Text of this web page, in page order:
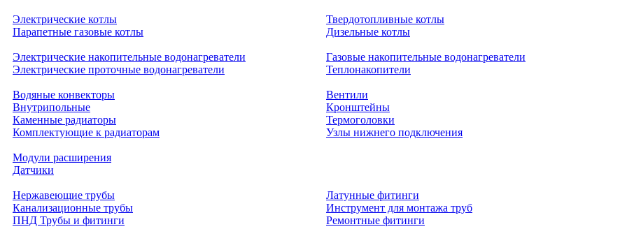
Электрические котлы
Парапетные газовые котлы
Твердотопливные котлы
Дизельные котлы
Электрические накопительные водонагреватели
Электрические проточные водонагреватели
Газовые накопительные водонагреватели
Теплонакопители
Водяные конвекторы
Внутрипольные
Каменные радиаторы
Комплектующие к радиаторам
Вентили
Кронштейны
Термоголовки
Узлы нижнего подключения
Модули расширения
Датчики
Нержавеющие трубы
Канализационные трубы
ПНД Трубы и фитинги
Латунные фитинги
Инструмент для монтажа труб
Ремонтные фитинги